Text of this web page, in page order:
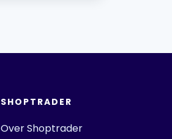
SHOPTRADER
Over Shoptrader